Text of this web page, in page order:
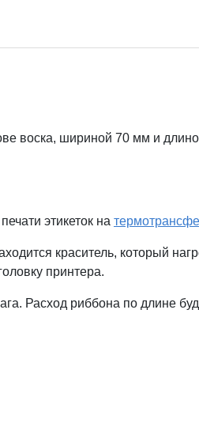
воска, шириной 70 мм и
этикеток на
краситель, который
принтера.
Расход риббона по длине